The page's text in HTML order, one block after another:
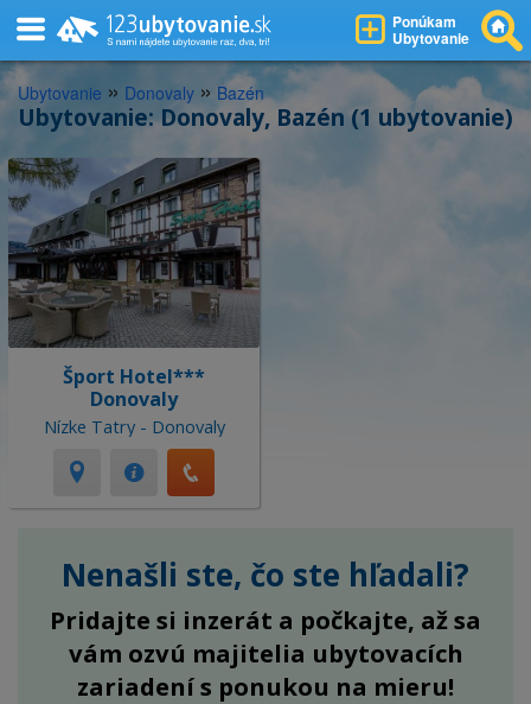
Ponúkam
Ubytovanie
Ubytovanie » Donovaly » Bazén
Ubytovanie: Donovaly, Bazén (1 ubytovanie)
Šport Hotel***
Donovaly
Nízke Tatry - Donovaly
Nenašli ste, čo ste hľadali?
Pridajte si inzerát a počkajte, až sa
vám ozvú majitelia ubytovacích
zariadení s ponukou na mieru!